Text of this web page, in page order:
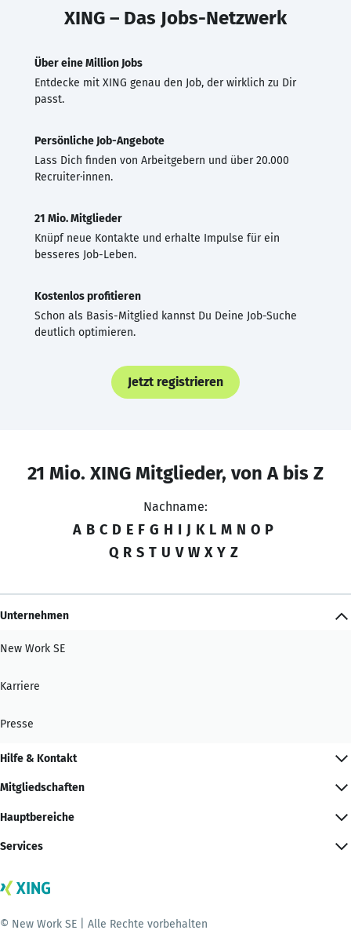
XING – Das Jobs-Netzwerk
Über eine Million Jobs
Entdecke mit XING genau den Job, der wirklich zu Dir
passt.
Persönliche Job-Angebote
Lass Dich finden von Arbeitgebern und über 20.000
Recruiter·innen.
21 Mio. Mitglieder
Knüpf neue Kontakte und erhalte Impulse für ein
besseres Job-Leben.
Kostenlos profitieren
Schon als Basis-Mitglied kannst Du Deine Job-Suche
deutlich optimieren.
Jetzt registrieren
21 Mio. XING Mitglieder, von A bis Z
Nachname:
A B C D E F G H I J K L M N O P
Q R S T U V W X Y Z
Unternehmen
New Work SE
Karriere
Presse
Hilfe & Kontakt
Mitgliedschaften
Hauptbereiche
Services
© New Work SE | Alle Rechte vorbehalten